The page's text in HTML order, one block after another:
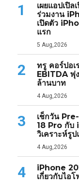
1
เผยแอปเปิ
ร่วมงาน
เปิดตัว
แรก
5 Aug,2026
2
ทรู คอร์ปอเ
EBITDA พุ่
ล้านบาท
4 Aug,2026
3
เช็กวัน
18 Pro กับ
วิเคราะห์รู
4 Aug,2026
4
iPhone
เกี่ยวกับไอ